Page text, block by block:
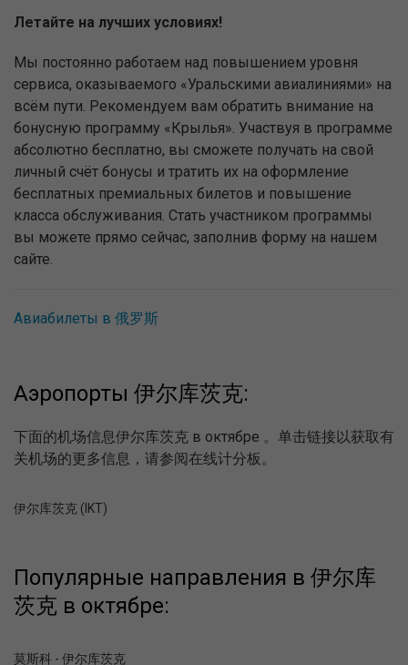
Летайте на лучших условиях!
Мы постоянно работаем над повышением уровня
сервиса, оказываемого «Уральскими авиалиниями» на
всём пути. Рекомендуем вам обратить внимание на
бонусную программу «Крылья». Участвуя в программе
абсолютно бесплатно, вы сможете получать на свой
личный счёт бонусы и тратить их на оформление
бесплатных премиальных билетов и повышение
класса обслуживания. Стать участником программы
вы можете прямо сейчас, заполнив форму на нашем
сайте.
Авиабилеты в 俄罗斯
Аэропорты 伊尔库茨克:
下面的机场信息伊尔库茨克 в октябре 。单击链接以获取有
关机场的更多信息，请参阅在线计分板。
伊尔库茨克 (IKT)
Популярные направления в 伊尔库
茨克 в октябре:
莫斯科 - 伊尔库茨克